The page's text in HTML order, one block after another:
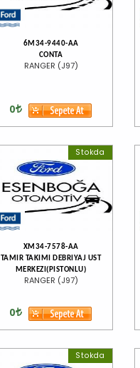
6M34-9440-AA
CONTA
RANGER (J97)
0
Stokda
XM34-7578-AA
TAMIR TAKIMI DEBRIYAJ UST
MERKEZI(PISTONLU)
RANGER (J97)
0
Stokda